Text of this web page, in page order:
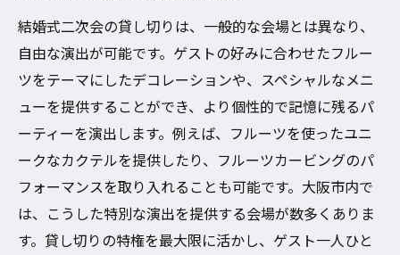
結婚式二次会の貸し切りは、一般的な会場とは異なり、
自由な演出が可能です。ゲストの好みに合わせたフルー
ツをテーマにしたデコレーションや、スペシャルなメニ
ューを提供することができ、より個性的で記憶に残るパ
ーティーを演出します。例えば、フルーツを使ったユニ
ークなカクテルを提供したり、フルーツカービングのパ
フォーマンスを取り入れることも可能です。大阪市内で
は、こうした特別な演出を提供する会場が数多くありま
す。貸し切りの特権を最大限に活かし、ゲスト一人ひと